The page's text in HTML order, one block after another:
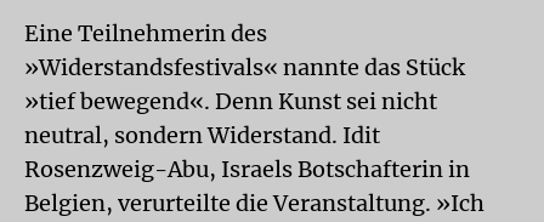
Eine Teilnehmerin des
»Widerstandsfestivals« nannte das Stück
»tief bewegend«. Denn Kunst sei nicht
neutral, sondern Widerstand. Idit
Rosenzweig-Abu, Israels Botschafterin in
Belgien, verurteilte die Veranstaltung. »Ich